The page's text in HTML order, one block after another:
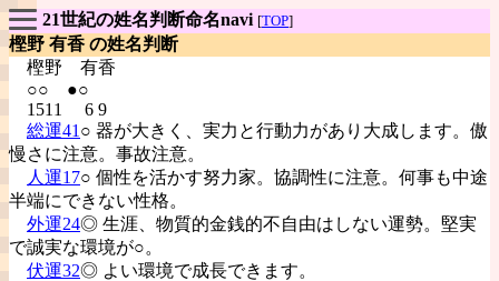
21世紀の姓名判断命名navi [TOP]
樫野 有香 の姓名判断
樫野 有香
○○ ●○
1511 6 9
総運41 ○ 器が大きく、実力と行動力があり大成します。傲
慢さに注意。事故注意。
人運17○ 個性を活かす努力家。協調性に注意。何事も中途
半端にできない性格。
外運24◎ 生涯、物質的金銭的不自由はしない運勢。堅実
で誠実な環境が○。
伏運32◎ よい環境で成長できます。